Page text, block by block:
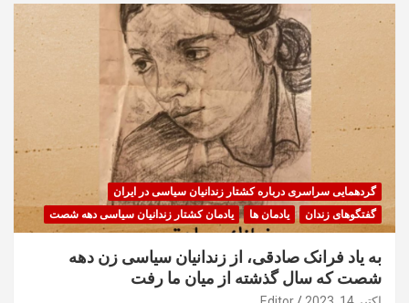
گردهمایی سراسری درباره کشتار زندانیان سیاسی در ایران
گفتگوهای زندان
یادمان ها یادمان کشتار زندانیان سیاسی دهه شصت
به یاد فرانک صادقی، از زندانیان سیاسی زن دهه
شصت که سال گذشته از میان ما رفت